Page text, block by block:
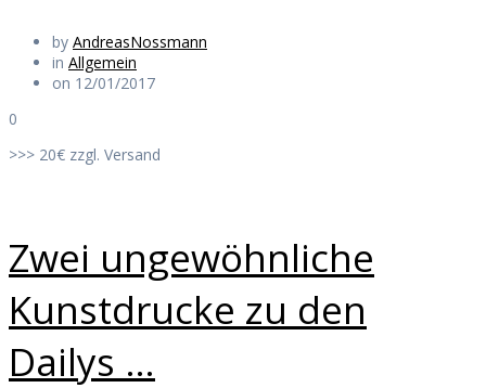
by AndreasNossmann
in Allgemein
on 12/01/2017
0
>>> 20€ zzgl. Versand
Zwei ungewöhnliche
Kunstdrucke zu den
Dailys …